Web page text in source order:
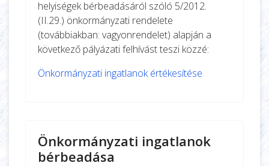
helyiségek bérbeadásáról szóló 5/2012.
(II.29.) önkormányzati rendelete
(továbbiakban: vagyonrendelet) alapján a
következő pályázati felhívást teszi közzé:
Önkormányzati ingatlanok értékesítése
Önkormányzati ingatlanok
bérbeadása